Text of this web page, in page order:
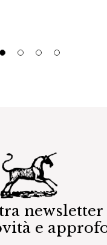
newsletter
e